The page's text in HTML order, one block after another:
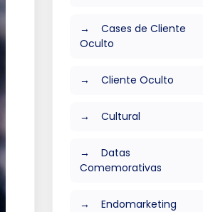
Cases de Cliente
Oculto
Cliente Oculto
Cultural
Datas
Comemorativas
Endomarketing